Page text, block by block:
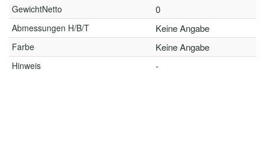
GewichtNetto 0
Abmessungen H/B/T Keine Angabe
Farbe Keine Angabe
Hinweis -